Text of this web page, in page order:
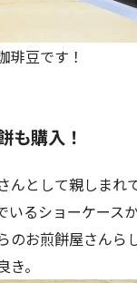
琲豆です！
も購入！
んとして親しまれ
いるショーケース
のお煎餅屋さんら
。